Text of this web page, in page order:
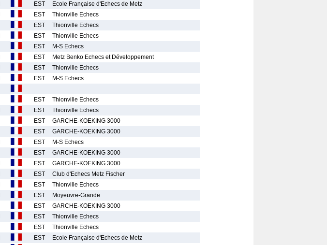
EST
Ecole Française d'Echecs de Metz
EST
Thionville Echecs
EST
Thionville Echecs
EST
Thionville Echecs
EST
M-S Echecs
EST
Metz Benko Echecs et Développement
EST
Thionville Echecs
EST
M-S Echecs
EST
Thionville Echecs
EST
Thionville Echecs
EST
GARCHE-KOEKING 3000
EST
GARCHE-KOEKING 3000
EST
M-S Echecs
EST
GARCHE-KOEKING 3000
EST
GARCHE-KOEKING 3000
EST
Club d'Echecs Metz Fischer
EST
Thionville Echecs
EST
Moyeuvre-Grande
EST
GARCHE-KOEKING 3000
EST
Thionville Echecs
EST
Thionville Echecs
EST
Ecole Française d'Echecs de Metz